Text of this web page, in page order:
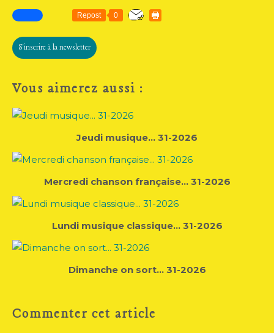
Repost 0
S'inscrire à la newsletter
Vous aimerez aussi :
Jeudi musique... 31-2026
Mercredi chanson française... 31-2026
Lundi musique classique... 31-2026
Dimanche on sort... 31-2026
Commenter cet article